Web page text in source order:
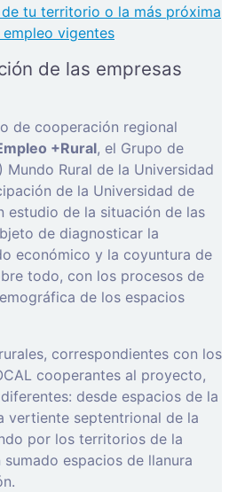
tu territorio o la más próxima
vigentes
de las empresas
de cooperación regional
+Rural, el Grupo de
Mundo Rural de la Universidad
de la Universidad de
estudio de la situación de las
de diagnosticar la
económico y la coyuntura de
todo, con los procesos de
de los espacios
correspondientes con los
cooperantes al proyecto,
desde espacios de la
vertiente septentrional de la
por los territorios de la
espacios de llanura